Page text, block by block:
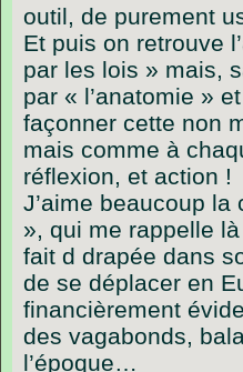
outil, de purement
Et puis on retrouve
par les lois » mais,
par « l’anatomie »
façonner cette non
mais comme à
réflexion, et action !
J’aime beaucoup la
», qui me rappelle
fait d drapée dans
de se déplacer en
financièrement
des vagabonds,
l’époque…